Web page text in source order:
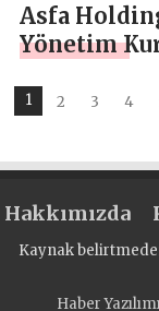
Asfa
Yönetim
Atasoy `dan
Bayramı
1 2 3 4
Hakkımızda
Kaynak
Haber